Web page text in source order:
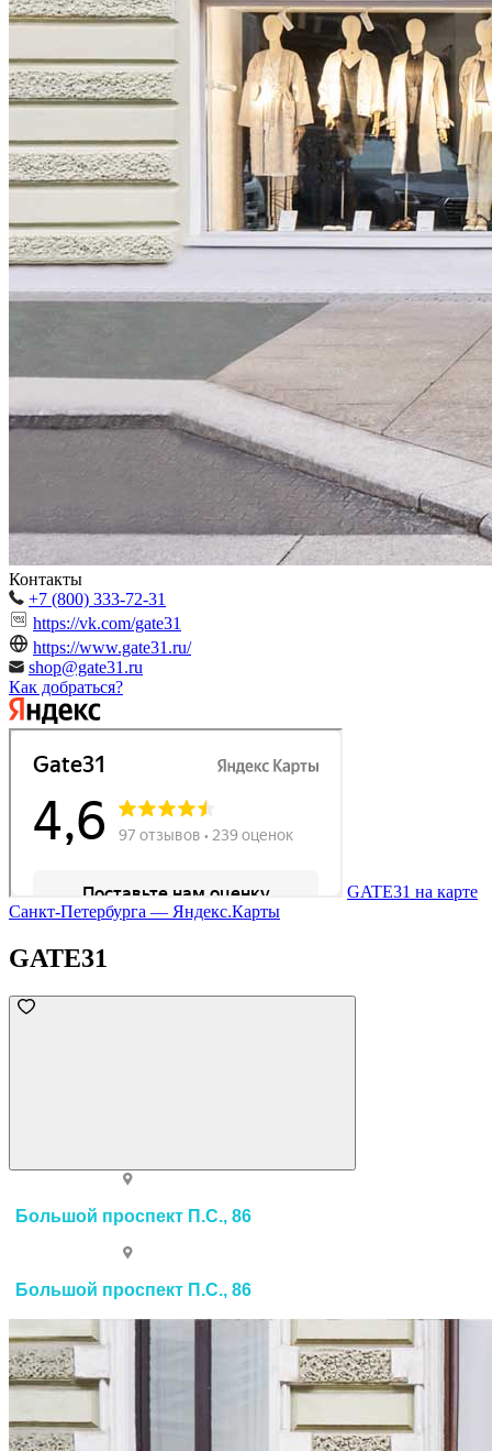
Контакты
+7 (800) 333-72-31
https://vk.com/gate31
https://www.gate31.ru/
shop@gate31.ru
Как добраться?
GATE31 на карте
Санкт‑Петербурга — Яндекс.Карты
GATE31
Большой проспект П.С., 86
Большой проспект П.С., 86